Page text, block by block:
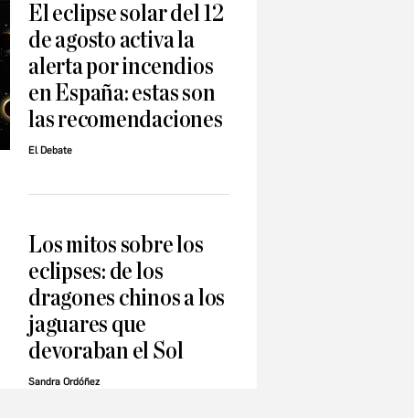
El eclipse solar del 12
de agosto activa la
alerta por incendios
en España: estas son
las recomendaciones
El Debate
Los mitos sobre los
eclipses: de los
dragones chinos a los
jaguares que
devoraban el Sol
Sandra Ordóñez